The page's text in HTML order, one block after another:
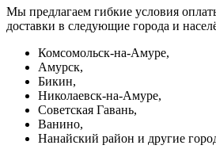
Мы предлагаем гибкие условия
доставки в следующие города и
Комсомольск-на-Амуре,
Амурск,
Бикин,
Николаевск-на-Амуре,
Советская Гавань,
Ванино,
Нанайский район и другие